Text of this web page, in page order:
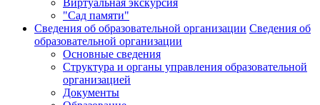
Виртуальная экскурсия
"Сад памяти"
Сведения об образовательной организации Сведения об
образовательной организации
Основные сведения
Структура и органы управления образовательной
организацией
Документы